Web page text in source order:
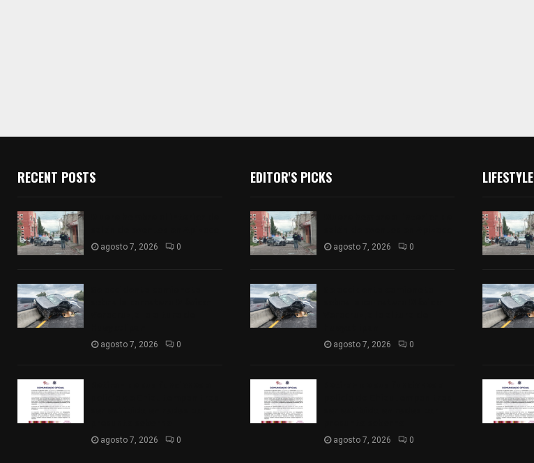
RECENT POSTS
agosto 7, 2026 0
agosto 7, 2026 0
agosto 7, 2026 0
EDITOR'S PICKS
agosto 7, 2026 0
agosto 7, 2026 0
agosto 7, 2026 0
LIFESTYLE